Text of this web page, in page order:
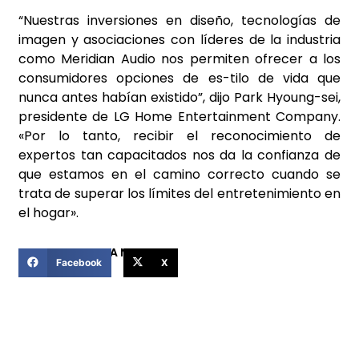
“Nuestras inversiones en diseño, tecnologías de
imagen y asociaciones con líderes de la industria
como Meridian Audio nos permiten ofrecer a los
consumidores opciones de es-tilo de vida que
nunca antes habían existido”, dijo Park Hyoung-sei,
presidente de LG Home Entertainment Company.
«Por lo tanto, recibir el reconocimiento de
expertos tan capacitados nos da la confianza de
que estamos en el camino correcto cuando se
trata de superar los límites del entretenimiento en
el hogar».
COMPARTIR ESTA NOTICIA
Facebook X